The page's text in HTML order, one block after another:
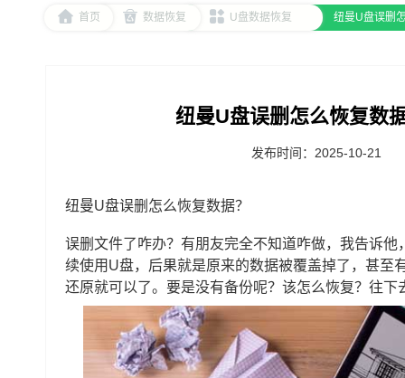
首页 数据恢复 U盘数据恢复 纽曼U盘误删
纽曼U盘误删怎么恢复数
发布时间：2025-10-21
纽曼U盘误删怎么恢复数据？
误删文件了咋办？有朋友完全不知道咋做，我告诉
续使用U盘，后果就是原来的数据被覆盖掉了，甚至
还原就可以了。要是没有备份呢？该怎么恢复？往